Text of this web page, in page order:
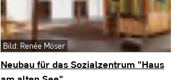
Neubau für das Sozialzentrum "Haus
Bild: Renée Möser